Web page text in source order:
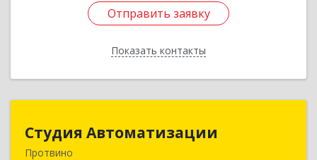
Отправить заявку
Показать контакты
Отправить заявку
Назад
Студия Автоматизации
Протвино
142281, Московская обл, Протвино г, Ленина